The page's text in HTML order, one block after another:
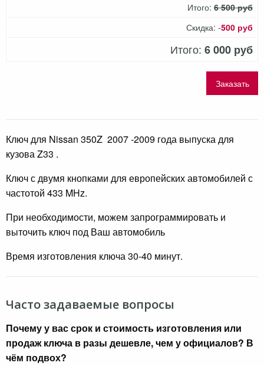
Итого: 6 500 руб
Скидка: -500 руб
Итого: 6 000 руб
Заказать
Ключ для Nissan 350Z 2007 -2009 года выпуска для
кузова Z33 .
Ключ с двумя кнопками для европейских автомобилей с
частотой 433 MHz.
При необходимости, можем запрограммировать и
выточить ключ под Ваш автомобиль
Время изготовления ключа 30-40 минут.
Часто задаваемые вопросы
Почему у вас срок и стоимость изготовления или
продаж ключа в разы дешевле, чем у официалов? В
чём подвох?